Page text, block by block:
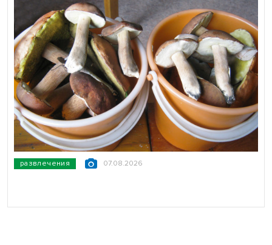
развлечения 07.08.2026